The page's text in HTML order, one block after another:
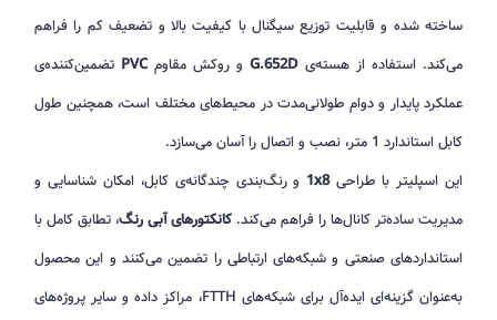
ساخته شده و قابلیت توزیع سیگنال با کیفیت بالا و تضعیف کم را فراهم
می‌کند. استفاده از هسته‌ی G.652D و روکش مقاومPVC تضمین‌کننده‌ی
عملکرد پایدار و دوام طولانی‌مدت در محیط‌های مختلف است، همچنین طول
کابل استاندارد 1 متر، نصب و اتصال را آسان می‌سازد.
این اسپلیتر با طراحی1x8 و رنگ‌بندی چندگانه‌ی کابل، امکان شناسایی و
مدیریت ساده‌تر کانال‌ها را فراهم می‌کند. کانکتورهای آبی رنگ، تطابق کامل با
استانداردهای صنعتی و شبکه‌های ارتباطی را تضمین می‌کنند و این محصول
به‌عنوان گزینه‌ای ایده‌آل برای شبکه‌های FTTH، مراکز داده و سایر پروژه‌های